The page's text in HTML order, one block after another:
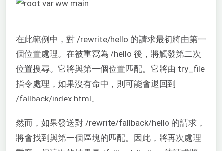
在此範例中，對 /rewrite/hello 的請求最初將由第一
個位置處理。在被重寫為 /hello 後，將觸發第二次
位置搜尋。它將與第一個位置匹配。它將由 try_file
指令處理，如果沒有命中，則可能會退回到
/fallback/index.html。
然而，如果發送對 /rewrite/fallback/hello 的請求，
將會找到與第一個區塊的匹配。因此，將再次處理